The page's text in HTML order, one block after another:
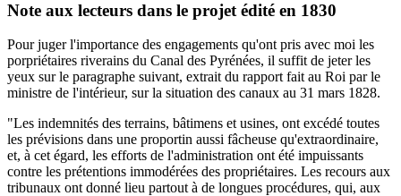
Note aux lecteurs dans le projet édité en 1830
Pour juger l'importance des engagements qu'ont pris avec moi les
porpriétaires riverains du Canal des Pyrénées, il suffit de jeter les
yeux sur le paragraphe suivant, extrait du rapport fait au Roi par le
ministre de l'intérieur, sur la situation des canaux au 31 mars 1828.
"Les indemnités des terrains, bâtimens et usines, ont excédé toutes
les prévisions dans une proportin aussi fâcheuse qu'extraordinaire,
et, à cet égard, les efforts de l'administration ont été impuissants
contre les prétentions immodérées des propriétaires. Les recours aux
tribunaux ont donné lieu partout à de longues procédures, qui, aux